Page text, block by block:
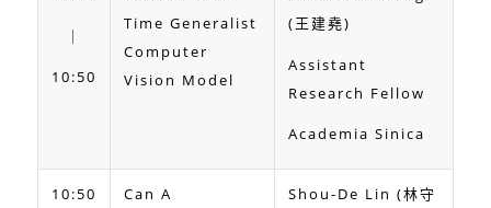
｜
10:50
Time Generalist
Computer
Vision Model
(王建堯)
Assistant
Research Fellow
Academia Sinica
10:50
Can A
Shou-De Lin (林守